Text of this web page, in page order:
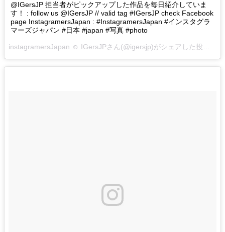
@IGersJP 担当者がピックアップした作品を毎日紹介していま
す！ : follow us @IGersJP // valid tag #IGersJP check Facebook
page InstagramersJapan : #InstagramersJapan #インスタグラ
マーズジャパン #日本 #japan #写真 #photo